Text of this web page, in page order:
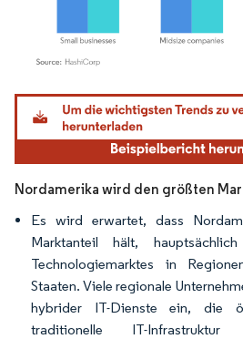
Bild © Mordor Intelligence.
Nordamerika wird den größten
Es wird erwartet, dass
Marktanteil hält,
Technologiemarktes in
Staaten. Viele regionale
hybrider IT-Dienste ein, die
traditionelle IT-